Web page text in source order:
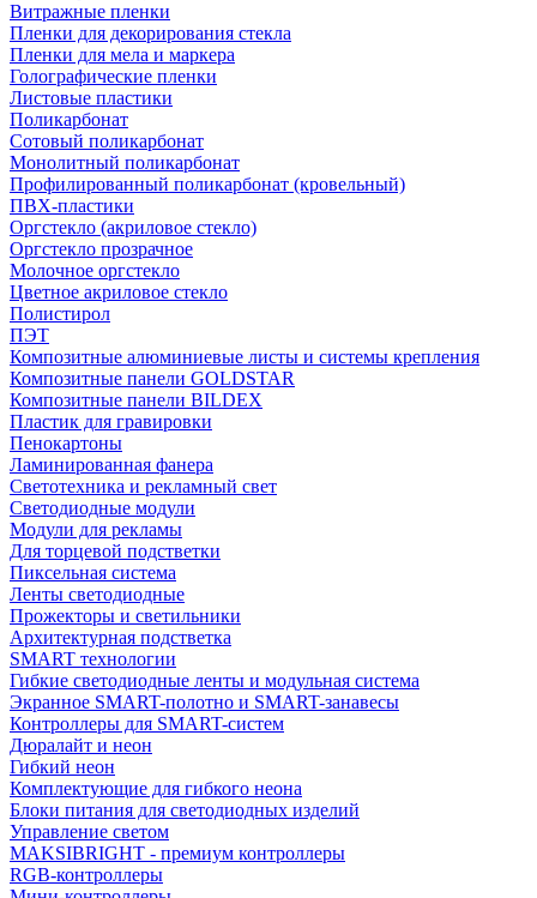
Витражные пленки
Пленки для декорирования стекла
Пленки для мела и маркера
Голографические пленки
Листовые пластики
Поликарбонат
Сотовый поликарбонат
Монолитный поликарбонат
Профилированный поликарбонат (кровельный)
ПВХ-пластики
Оргстекло (акриловое стекло)
Оргстекло прозрачное
Молочное оргстекло
Цветное акриловое стекло
Полистирол
ПЭТ
Композитные алюминиевые листы и системы крепления
Композитные панели GOLDSTAR
Композитные панели BILDEX
Пластик для гравировки
Пенокартоны
Ламинированная фанера
Светотехника и рекламный свет
Светодиодные модули
Модули для рекламы
Для торцевой подстветки
Пиксельная система
Ленты светодиодные
Прожекторы и светильники
Архитектурная подстветка
SMART технологии
Гибкие светодиодные ленты и модульная система
Экранное SMART-полотно и SMART-занавесы
Контроллеры для SMART-систем
Дюралайт и неон
Гибкий неон
Комплектующие для гибкого неона
Блоки питания для светодиодных изделий
Управление светом
MAKSIBRIGHT - премиум контроллеры
RGB-контроллеры